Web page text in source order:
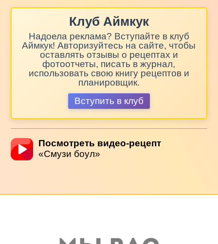
Клуб Аймкук
Надоела реклама? Вступайте в клуб
Аймкук! Авторизуйтесь на сайте, чтобы
оставлять отзывы о рецептах и
фотоотчеты, писать в журнал,
использовать свою книгу рецептов и
планировщик.
Вступить в клуб
Посмотреть видео-рецепт
«Смузи боул»